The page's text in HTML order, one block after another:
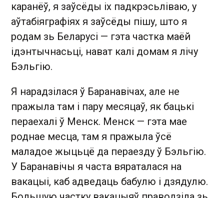
каранёў, я заўсёды іх падкрэсьліваю, у
аўтабіяграфіях я заўсёды пішу, што я
родам зь Беларусі — гэта частка маёй
ідэнтычнасьці, нават калі домам я лічу
Бэльгію.
Я нарадзілася ў Баранавічах, але не
пражыла там і пару месяцаў, як бацькі
пераехалі ў Менск. Менск — гэта мае
роднае месца, там я пражыла ўсё
маладое жыцьцё да пераезду ў Бэльгію.
У Баранавічы я часта вяраталася на
вакацыі, каб адведаць бабулю і дзядулю.